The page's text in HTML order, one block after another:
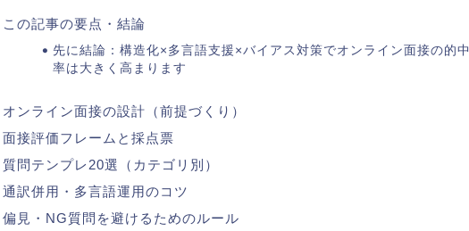
この記事の要点・結論
先に結論：構造化×多言語支援×バイアス対策でオンライン面接の的中
率は大きく高まります
オンライン面接の設計（前提づくり）
面接評価フレームと採点票
質問テンプレ20選（カテゴリ別）
通訳併用・多言語運用のコツ
偏見・NG質問を避けるためのルール